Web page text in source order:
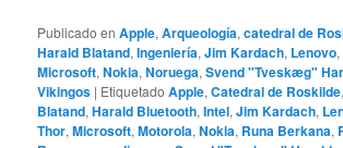
Publicado en Apple,Arqueología,catedral de
Harald Blatand,Ingeniería,Jim Kardach, Lenovo,
Microsoft,Nokia,Noruega,Svend "Tveskæg"
Vikingos | Etiquetado Apple,Catedral de Roskilde,
Blatand,Harald Bluetooth,Intel,Jim Kardach,
Thor,Microsoft,Motorola,Nokia, Runa Berkana,